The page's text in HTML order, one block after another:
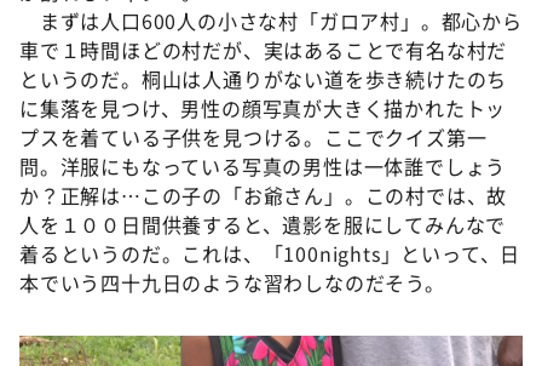
DAIGOも台所 ～きょうの献立 何にする？～
本日はダイアンなり！シーズン２
朝だ！生です旅サラダ
教えて！ニュースライブ 正義のミカタ
ＬＩＦＥ～夢のカタチ～
新婚さんいらっしゃい！
ポツンと一軒家
ぺこぱのまるスポ
まずは人口600人の小さな村「ガロア村」。都心から
車で１時間ほどの村だが、実はあることで有名な村だ
というのだ。桐山は人通りがない道を歩き続けたのち
に集落を見つけ、男性の顔写真が大きく描かれたトッ
プスを着ている子供を見つける。ここでクイズ第一
問。洋服にもなっている写真の男性は一体誰でしょう
か？正解は…この子の「お爺さん」。この村では、故
人を１００日間供養すると、遺影を服にしてみんなで
着るというのだ。これは、「100nights」といって、日
本でいう四十九日のような習わしなのだそう。